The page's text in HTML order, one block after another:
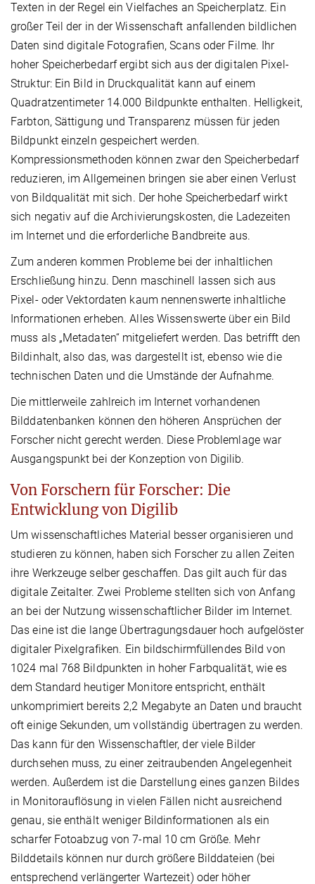
Texten in der Regel ein Vielfaches an Speicherplatz. Ein
großer Teil der in der Wissenschaft anfallenden bildlichen
Daten sind digitale Fotografien, Scans oder Filme. Ihr
hoher Speicherbedarf ergibt sich aus der digitalen Pixel-
Struktur: Ein Bild in Druckqualität kann auf einem
Quadratzentimeter 14.000 Bildpunkte enthalten. Helligkeit,
Farbton, Sättigung und Transparenz müssen für jeden
Bildpunkt einzeln gespeichert werden.
Kompressionsmethoden können zwar den Speicherbedarf
reduzieren, im Allgemeinen bringen sie aber einen Verlust
von Bildqualität mit sich. Der hohe Speicherbedarf wirkt
sich negativ auf die Archivierungskosten, die Ladezeiten
im Internet und die erforderliche Bandbreite aus.
Zum anderen kommen Probleme bei der inhaltlichen
Erschließung hinzu. Denn maschinell lassen sich aus
Pixel- oder Vektordaten kaum nennenswerte inhaltliche
Informationen erheben. Alles Wissenswerte über ein Bild
muss als „Metadaten“ mitgeliefert werden. Das betrifft den
Bildinhalt, also das, was dargestellt ist, ebenso wie die
technischen Daten und die Umstände der Aufnahme.
Die mittlerweile zahlreich im Internet vorhandenen
Bilddatenbanken können den höheren Ansprüchen der
Forscher nicht gerecht werden. Diese Problemlage war
Ausgangspunkt bei der Konzeption von Digilib.
Von Forschern für Forscher: Die
Entwicklung von Digilib
Um wissenschaftliches Material besser organisieren und
studieren zu können, haben sich Forscher zu allen Zeiten
ihre Werkzeuge selber geschaffen. Das gilt auch für das
digitale Zeitalter. Zwei Probleme stellten sich von Anfang
an bei der Nutzung wissenschaftlicher Bilder im Internet.
Das eine ist die lange Übertragungsdauer hoch aufgelöster
digitaler Pixelgrafiken. Ein bildschirmfüllendes Bild von
1024 mal 768 Bildpunkten in hoher Farbqualität, wie es
dem Standard heutiger Monitore entspricht, enthält
unkomprimiert bereits 2,2 Megabyte an Daten und braucht
oft einige Sekunden, um vollständig übertragen zu werden.
Das kann für den Wissenschaftler, der viele Bilder
durchsehen muss, zu einer zeitraubenden Angelegenheit
werden. Außerdem ist die Darstellung eines ganzen Bildes
in Monitorauflösung in vielen Fällen nicht ausreichend
genau, sie enthält weniger Bildinformationen als ein
scharfer Fotoabzug von 7-mal 10 cm Größe. Mehr
Bilddetails können nur durch größere Bilddateien (bei
entsprechend verlängerter Wartezeit) oder höher